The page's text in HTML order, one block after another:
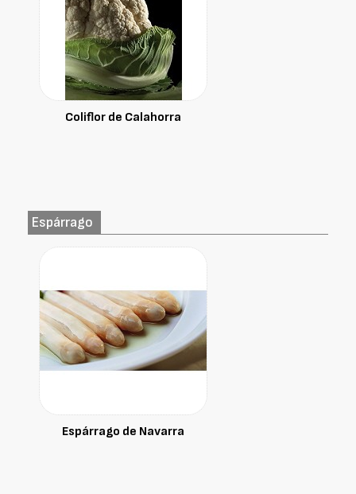
Coliflor de Calahorra
Espárrago
Espárrago de Navarra